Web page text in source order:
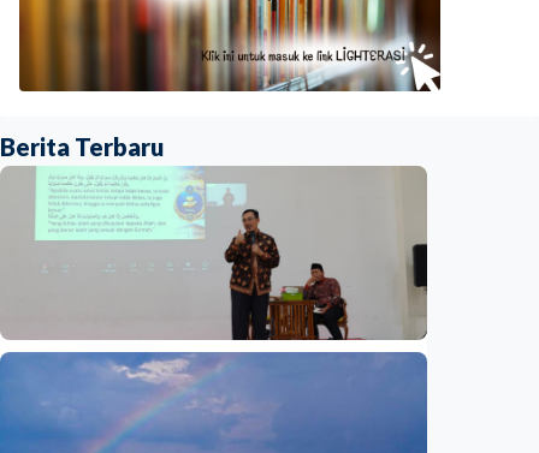
Berita Terbaru
Prof. Syafi’i Antonio bahas penataan jiwa
berbasis Al-Qur’an dan sunnah